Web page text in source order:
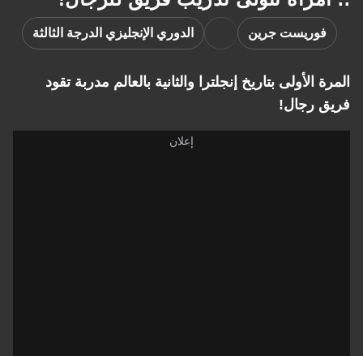
فوريست جرين الدوري الإنجليزي الدرجة الثالثة
المرة الأولى بتاريخ إنجلترا والثانية بالعالم مدربة تقود
فريق رجال!